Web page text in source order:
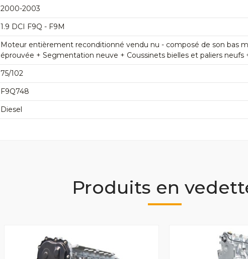
2000-2003
1.9 DCI F9Q - F9M
Moteur entièrement reconditionné vendu nu - composé de son bas
éprouvée + Segmentation neuve + Coussinets bielles et paliers neufs
75/102
F9Q748
Diesel
Produits en